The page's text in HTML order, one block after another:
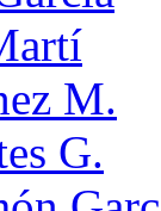
M.
G.